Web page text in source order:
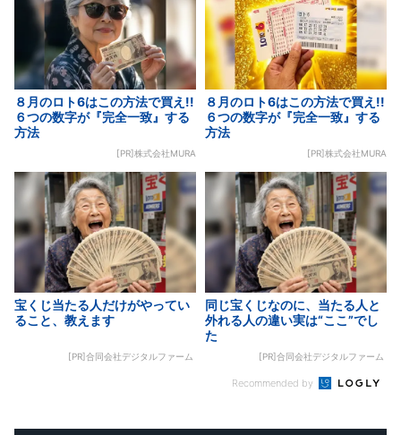
８月のロト6はこの方法で買え!!
６つの数字が『完全一致』する
方法
[PR]株式会社MURA
８月のロト6はこの方法で買え!!
６つの数字が『完全一致』する
方法
[PR]株式会社MURA
宝くじ当たる人だけがやってい
ること、教えます
[PR]合同会社デジタルファーム
同じ宝くじなのに、当たる人と
外れる人の違い実は“ここ”でし
た
[PR]合同会社デジタルファーム
Recommended by